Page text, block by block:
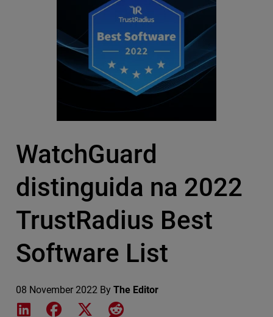
WatchGuard
distinguida na 2022
TrustRadius Best
Software List
08 November 2022 By The Editor
Share on LinkedIn
Share on Facebook
Share on XShare on Reddit